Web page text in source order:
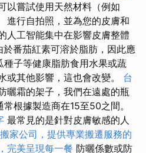
以嘗試使用天然材料（例如
進行自拍照，並為您的皮膚和
人工智能集中在影響皮膚整體
番茄紅素可溶於脂肪，因此應
子等健康脂肪食用水果或蔬
或其他影響，這也會改變。 台
曬霜的架子，我們在遠處的瓶
根據製造商在15至50之間。
最常見的是針對皮膚敏感的人
家公司，提供專業搬遷服務的
完美呈現每一餐 防曬係數或防